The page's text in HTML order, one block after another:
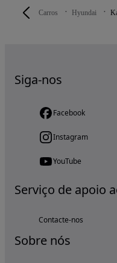
Carros Hyundai
Siga-nos
Facebook
Instagram
YouTube
Serviço de apoio
Contacte-nos
Sobre nós